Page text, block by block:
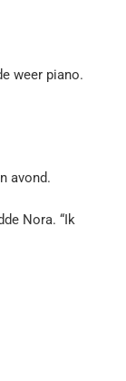
weer piano.
avond.
Nora. “Ik